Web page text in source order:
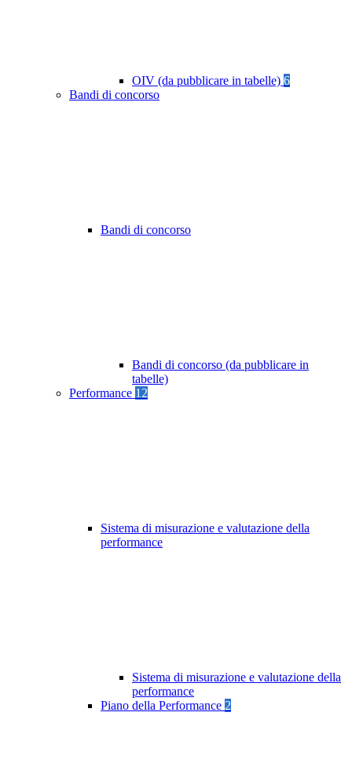
OIV (da pubblicare in tabelle) 6
Bandi di concorso
Bandi di concorso
Bandi di concorso (da pubblicare in
tabelle)
Performance 12
Sistema di misurazione e valutazione della
performance
Sistema di misurazione e valutazione della
performance
Piano della Performance 2